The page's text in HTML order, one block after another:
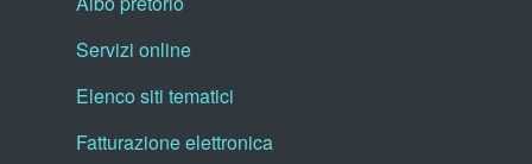
Servizi online
Elenco siti tematici
Fatturazione elettronica